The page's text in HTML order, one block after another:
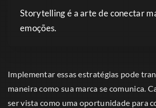
Storytelling é a arte de conectar
emoções.
Implementar essas estratégias pode
maneira como sua marca se comunica.
ser vista como uma oportunidade para